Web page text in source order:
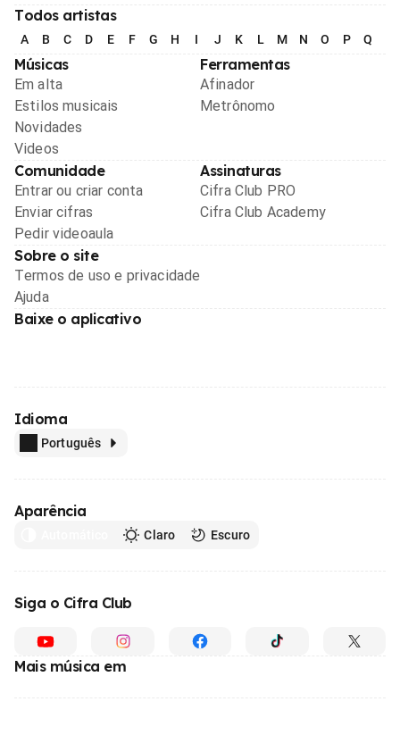
Todos artistas
A B C D E F G H I J K L M N O P Q
Músicas
Em alta
Estilos musicais
Novidades
Videos
Ferramentas
Afinador
Metrônomo
Comunidade
Entrar ou criar conta
Enviar cifras
Pedir videoaula
Assinaturas
Cifra Club PRO
Cifra Club Academy
Sobre o site
Termos de uso e privacidade
Ajuda
Baixe o aplicativo
Idioma
Português
Aparência
Claro Escuro
Siga o Cifra Club
Mais música em